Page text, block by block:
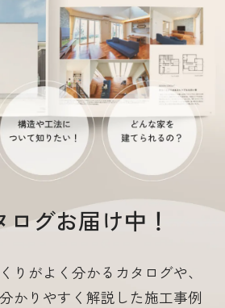
グお届け中！
りがよく分かるカタログや、
かりやすく解説した施工事例